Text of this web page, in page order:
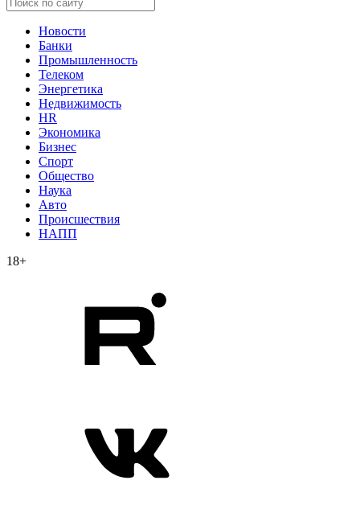
Новости
Банки
Промышленность
Телеком
Энергетика
Недвижимость
HR
Экономика
Бизнес
Спорт
Общество
Наука
Авто
Происшествия
НАПП
18+